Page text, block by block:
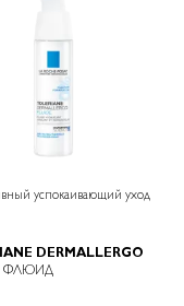
успокаивающий уход
DERMALLERGO
ФЛЮИД